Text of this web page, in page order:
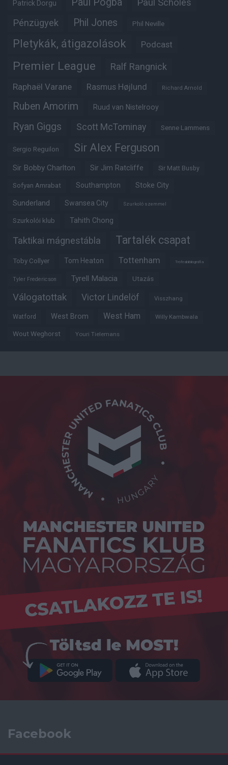
Patrick Dorgu Paul Scholes
Pénzügyek Phil Jones Phil Neville
Pletykák, átigazolások Podcast
Premier League Ralf Rangnick
Raphaël Varane Rasmus Højlund Richard Arnold
Ruben Amorim Ruud van Nistelrooy
Ryan Giggs Scott McTominay Senne Lammens
Sergio Reguilon Sir Alex Ferguson
Sir Bobby Charlton Sir Jim Ratcliffe Sir Matt Busby
Sofyan Amrabat Southampton Stoke City
Sunderland Swansea City Szurkoló szemmel
Szurkolói klub Tahith Chong
Taktikai mágnestábla Tartalék csapat
Toby Collyer Tom Heaton Tottenham Trófeabibliográfia
Tyler Fredericson Tyrell Malacia Utazás
Válogatottak Victor Lindelöf Visszhang
Watford West Brom West Ham Willy Kambwala
Wout Weghorst Youri Tielemans
Facebook